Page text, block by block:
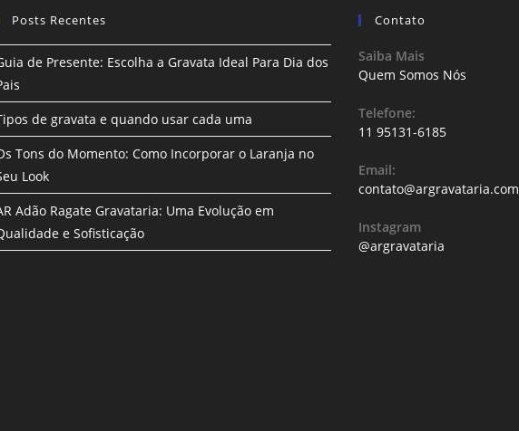
Posts Recentes
de Presente: Escolha a Gravata Ideal Para Dia dos
de gravata e quando usar cada uma
Tons do Momento: Como Incorporar o Laranja no
Look
Adão Ragate Gravataria: Uma Evolução em
e Sofisticação
Contato
Saiba Mais
Quem Somos Nós
Telefone:
11 95131-6185
Email:
contato@argravataria.com
Instagram
@argravataria